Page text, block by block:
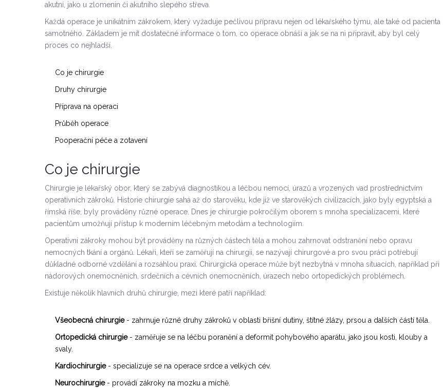
akutní, jako u zlomenin či akutního slepého střeva.
Každá operace je unikátním zákrokem, který vyžaduje pečlivou přípravu nejen od lékařského týmu, ale také od pacienta
samotného. Základem je mít dostatečné informace o tom, co operace obnáší a jak se na ni připravit, aby byl celý
proces co nejhladší.
Co je chirurgie
Druhy chirurgie
Příprava na operaci
Průběh operace
Pooperační péče a zotavení
Co je chirurgie
Chirurgie je lékařský obor, který se zabývá diagnostikou a léčbou nemocí, úrazů a vrozených vad prostřednictvím
operativních zákroků. Historie chirurgie sahá až do starověku, kde již ve starověkých civilizacích, jako byly egyptská a
římská říše, byly prováděny různé operace. Dnes je chirurgie pokročilým oborem s mnoha specializacemi, které
pacientům umožňují přístup k moderním léčebným metodám a technologiím.
Operativní zákroky mohou být prováděny na různých částech těla a mohou zahrnovat odstranění nebo opravu
nemocných tkání a orgánů. Lékaři, kteří se zaměřují na chirurgii, se nazývají chirurgové a pro svou práci potřebují
důkladné odborné vzdělání a rozsáhlou praxi. Chirurgická operace může být nezbytná v mnoha situacích, například při
nádorových onemocněních, srdečních a cévních onemocněních, úrazech nebo ortopedických problémech.
Existuje několik hlavních druhů chirurgie, mezi které patří například:
Všeobecná chirurgie- zahrnuje různé druhy zákroků v oblasti břišní dutiny, štítné žlázy, prsou a dalších částí těla.
Ortopedická chirurgie- zaměřuje se na léčbu poranění a deformit pohybového aparátu, jako jsou kosti, klouby a
svaly.
Kardiochirurgie- specializuje se na operace srdce a velkých cév.
Neurochirurgie- provádí zákroky na mozku a míchě.